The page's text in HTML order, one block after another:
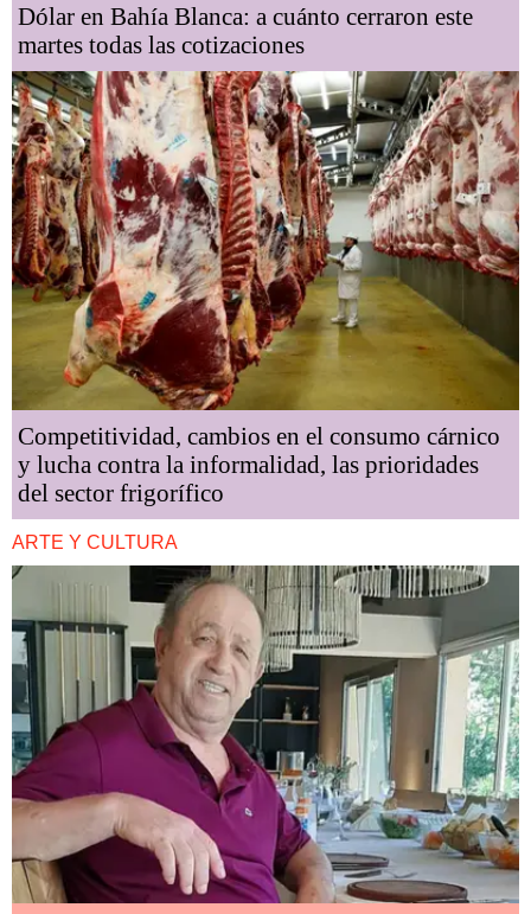
Dólar en Bahía Blanca: a cuánto cerraron este
martes todas las cotizaciones
Competitividad, cambios en el consumo cárnico
y lucha contra la informalidad, las prioridades
del sector frigorífico
ARTE Y CULTURA